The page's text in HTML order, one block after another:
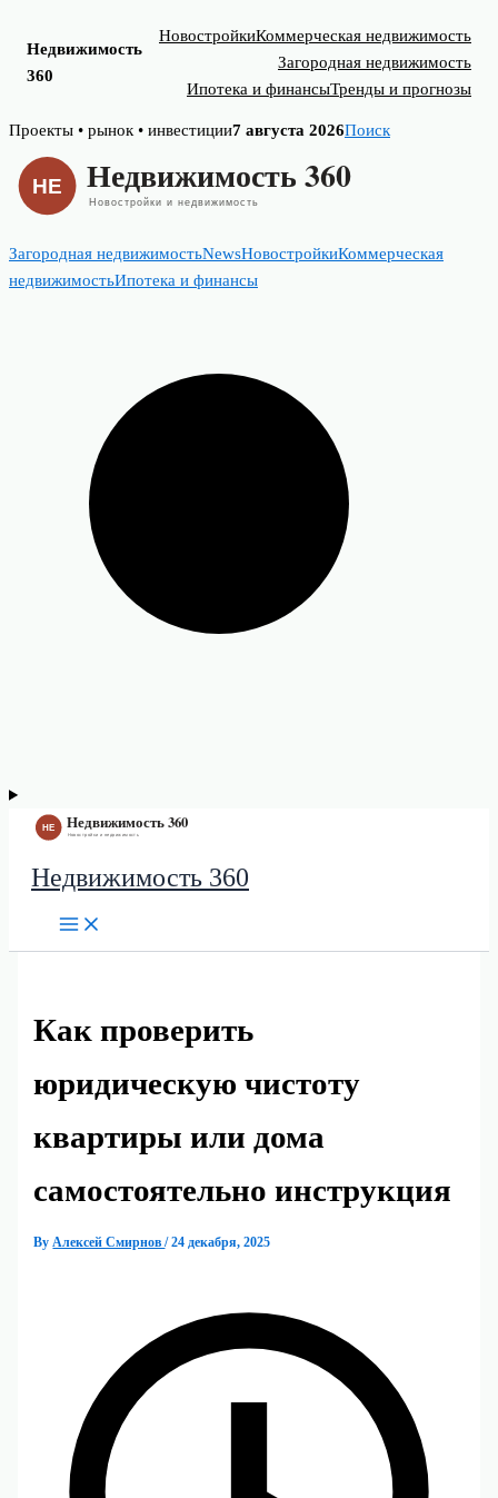
Недвижимость
360
НовостройкиКоммерческая недвижимость
Загородная недвижимость
Ипотека и финансыТренды и прогнозы
Skip
content
Проекты • рынок • инвестиции7 августа 2026Поиск
Загородная недвижимостьNewsНовостройкиКоммерческая
недвижимостьИпотека и финансы
Недвижимость 360
Как проверить
юридическую чистоту
квартиры или дома
самостоятельно инструкция
ByАлексей Смирнов/24 декабря, 2025